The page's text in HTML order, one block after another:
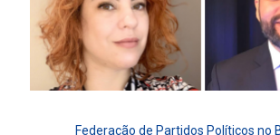
Federação de Partidos Políticos no